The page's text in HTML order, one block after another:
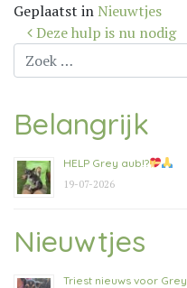
Geplaatst in Nieuwtjes
Bericht
navigatie
Deze hulp is nu nodig
Zoek
naar:
Belangrijk
HELP Grey aub!?
19-07-2026
Nieuwtjes
Triest nieuws voor Grey